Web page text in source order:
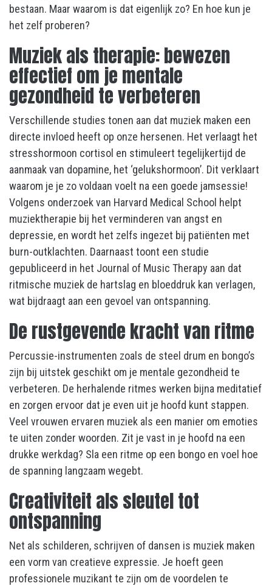
bestaan. Maar waarom is dat eigenlijk zo? En hoe kun je
het zelf proberen?
Muziek als therapie: bewezen
effectief om je mentale
gezondheid te verbeteren
Verschillende studies tonen aan dat muziek maken een
directe invloed heeft op onze hersenen. Het verlaagt het
stresshormoon cortisol en stimuleert tegelijkertijd de
aanmaak van dopamine, het ‘gelukshormoon’. Dit verklaart
waarom je je zo voldaan voelt na een goede jamsessie!
Volgens onderzoek van Harvard Medical School helpt
muziektherapie bij het verminderen van angst en
depressie, en wordt het zelfs ingezet bij patiënten met
burn-outklachten. Daarnaast toont een studie
gepubliceerd in het Journal of Music Therapy aan dat
ritmische muziek de hartslag en bloeddruk kan verlagen,
wat bijdraagt aan een gevoel van ontspanning.
De rustgevende kracht van ritme
Percussie-instrumenten zoals de steel drum en bongo’s
zijn bij uitstek geschikt om je mentale gezondheid te
verbeteren. De herhalende ritmes werken bijna meditatief
en zorgen ervoor dat je even uit je hoofd kunt stappen.
Veel vrouwen ervaren muziek als een manier om emoties
te uiten zonder woorden. Zit je vast in je hoofd na een
drukke werkdag? Sla een ritme op een bongo en voel hoe
de spanning langzaam wegebt.
Creativiteit als sleutel tot
ontspanning
Net als schilderen, schrijven of dansen is muziek maken
een vorm van creatieve expressie. Je hoeft geen
professionele muzikant te zijn om de voordelen te